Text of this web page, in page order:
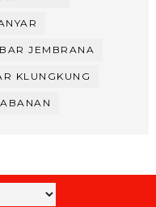
JEMBRANA
KLUNGKUNG